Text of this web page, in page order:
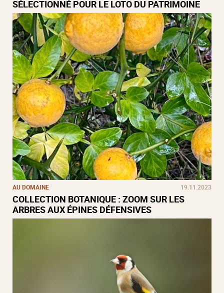
SÉLECTIONNÉ POUR LE LOTO DU PATRIMOINE
AU DOMAINE 19.11.2023
COLLECTION BOTANIQUE : ZOOM SUR LES
ARBRES AUX ÉPINES DÉFENSIVES